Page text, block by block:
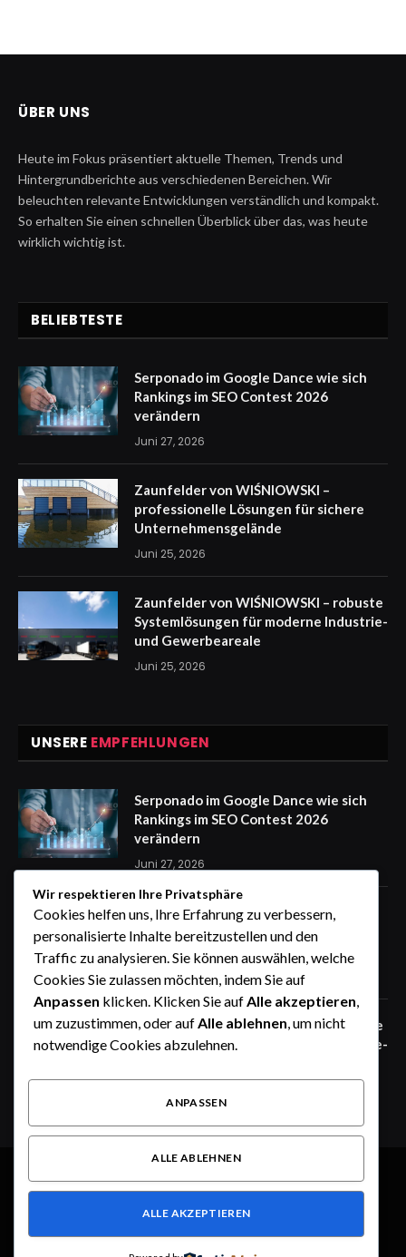
ÜBER UNS
Heute im Fokus präsentiert aktuelle Themen, Trends und
Hintergrundberichte aus verschiedenen Bereichen. Wir
beleuchten relevante Entwicklungen verständlich und kompakt.
So erhalten Sie einen schnellen Überblick über das, was heute
wirklich wichtig ist.
BELIEBTESTE
Serponado im Google Dance wie sich
Rankings im SEO Contest 2026
verändern
Juni 27, 2026
Zaunfelder von WIŚNIOWSKI –
professionelle Lösungen für sichere
Unternehmensgelände
Juni 25, 2026
Zaunfelder von WIŚNIOWSKI – robuste
Systemlösungen für moderne Industrie-
und Gewerbeareale
Juni 25, 2026
UNSERE EMPFEHLUNGEN
Serponado im Google Dance wie sich
Rankings im SEO Contest 2026
verändern
Juni 27, 2026
Zaunfelder von WIŚNIOWSKI –
professionelle Lösungen für sichere
Unternehmensgelände
Juni 25, 2026
Zaunfelder von WIŚNIOWSKI – robuste
Systemlösungen für moderne Industrie-
© 2026 Alle Rechte vorbehalten.Heute im Fokus
Haftung für Inhalte
Datenschutzerklärung
Wir respektieren Ihre Privatsphäre
Cookies helfen uns, Ihre Erfahrung zu verbessern,
personalisierte Inhalte bereitzustellen und den
Traffic zu analysieren. Sie können auswählen, welche
Cookies Sie zulassen möchten, indem Sie auf
Anpassen klicken. Klicken Sie aufAlle akzeptieren,
um zuzustimmen, oder aufAlle ablehnen, um nicht
notwendige Cookies abzulehnen.
ANPASSEN
ALLE ABLEHNEN
ALLE AKZEPTIEREN